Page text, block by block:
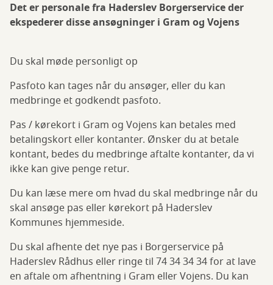
Det er personale fra Haderslev Borgerservice der
ekspederer disse ansøgninger i Gram og Vojens
Du skal møde personligt op
Pasfoto kan tages når du ansøger, eller du kan
medbringe et godkendt pasfoto.
Pas / kørekort i Gram og Vojens kan betales med
betalingskort eller kontanter. Ønsker du at betale
kontant, bedes du medbringe aftalte kontanter, da vi
ikke kan give penge retur.
Du kan læse mere om hvad du skal medbringe når du
skal ansøge pas eller kørekort på Haderslev
Kommunes hjemmeside.
Du skal afhente det nye pas i Borgerservice på
Haderslev Rådhus eller ringe til 74 34 34 34 for at lave
en aftale om afhentning i Gram eller Vojens. Du kan